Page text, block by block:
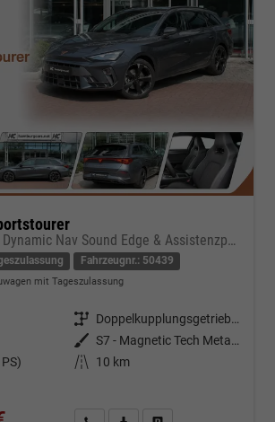
ST 1.5eTSI AHK Dynamic Nav Sound Edge & Assistenzpaket
Fahrzeugnr.: 50439
mit Tageszulassung
Getriebe
Doppelkupplungsgetriebe (DSG)
Außenfarbe
S7 - Magnetic Tech Metallic
Kilometerstand
10 km